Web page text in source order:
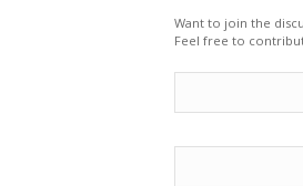
Want to join the
Feel free to